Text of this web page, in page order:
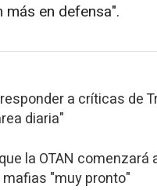
más en defensa".
a críticas de
diaria"
la OTAN comenzará
mafias "muy pronto"